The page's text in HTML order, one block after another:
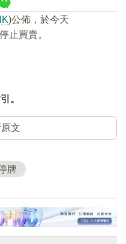
)公佈，於今天
止買賣。
。
文
牌